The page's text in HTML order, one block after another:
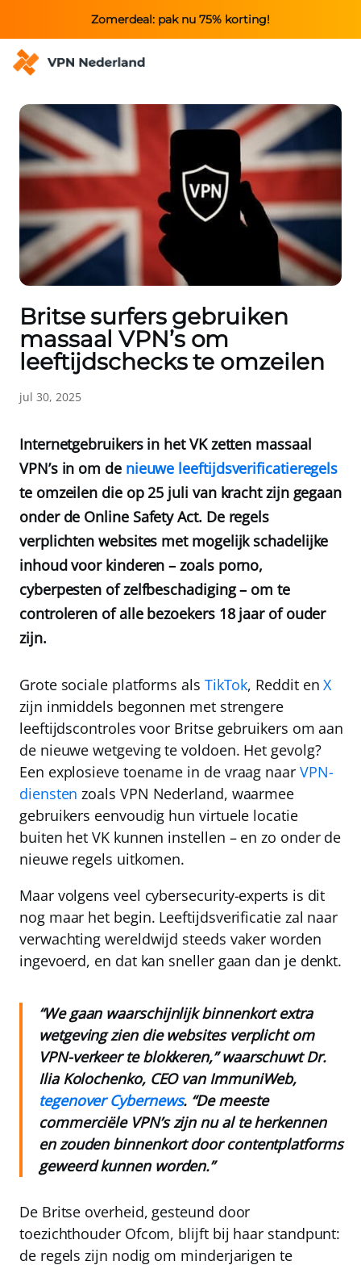
Zomerdeal: pak nu 75% korting!
Britse surfers gebruiken
massaal VPN’s om
leeftijdschecks te omzeilen
jul 30, 2025
Internetgebruikers in het VK zetten massaal
VPN’s in om de nieuwe leeftijdsverificatieregels
te omzeilen die op 25 juli van kracht zijn gegaan
onder de Online Safety Act. De regels
verplichten websites met mogelijk schadelijke
inhoud voor kinderen – zoals porno,
cyberpesten of zelfbeschadiging – om te
controleren of alle bezoekers 18 jaar of ouder
zijn.
Grote sociale platforms als TikTok, RedditenX
zijn inmiddels begonnen met strengere
leeftijdscontroles voor Britse gebruikers om aan
de nieuwe wetgeving te voldoen. Het gevolg?
Een explosieve toename in de vraag naar VPN-
diensten zoals VPN Nederland, waarmee
gebruikers eenvoudig hun virtuele locatie
buiten het VK kunnen instellen – en zo onder de
nieuwe regels uitkomen.
Maar volgens veel cybersecurity-experts is dit
nog maar het begin. Leeftijdsverificatie zal naar
verwachting wereldwijd steeds vaker worden
ingevoerd, en dat kan sneller gaan dan je denkt.
“We gaan waarschijnlijk binnenkort extra
wetgeving zien die websites verplicht om
VPN-verkeer te blokkeren,” waarschuwt Dr.
Ilia Kolochenko, CEO van ImmuniWeb,
tegenover Cybernews. “De meeste
commerciële VPN’s zijn nu al te herkennen
en zouden binnenkort door contentplatforms
geweerd kunnen worden.”
De Britse overheid, gesteund door
toezichthouder Ofcom, blijft bij haar standpunt:
de regels zijn nodig om minderjarigen te